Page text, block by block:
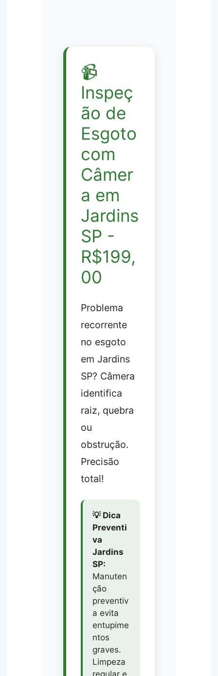
📹
Inspeç
ão de
Esgoto
com
Câmer
a em
Jardins
SP -
R$199,
00
Problema
recorrente
no esgoto
em Jardins
SP? Câmera
identifica
raiz, quebra
ou
obstrução.
Precisão
total!
💡 Dica
Preventi
va
Jardins
SP:
Manuten
ção
preventiv
a evita
entupime
ntos
graves.
Limpeza